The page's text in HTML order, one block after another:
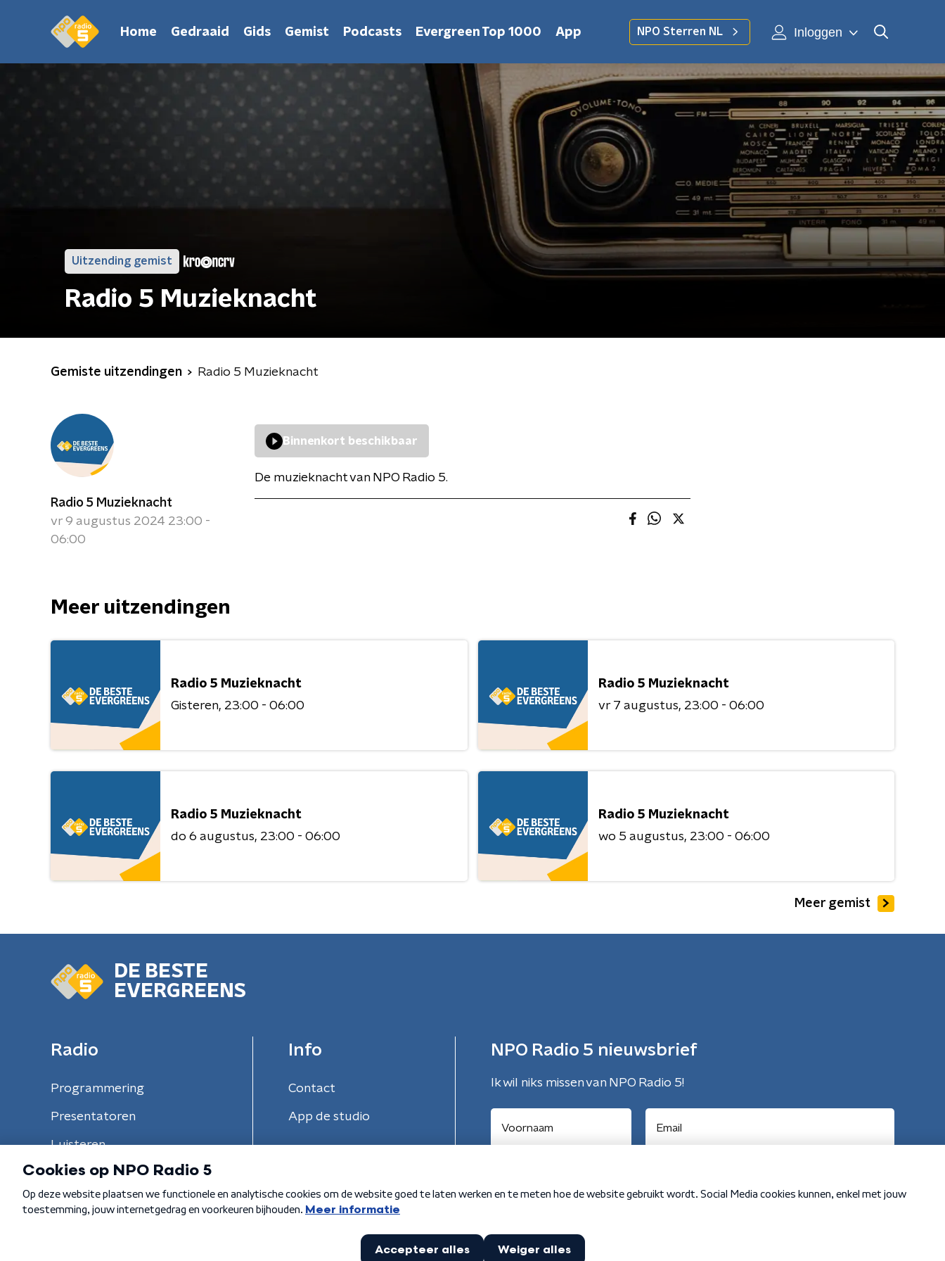
Home Gedraaid Gids Gemist Podcasts Evergreen Top 1000 App NPO Sterren NL Inloggen
Uitzending gemist
Radio 5 Muzieknacht
Gemiste uitzendingen Radio 5 Muzieknacht
Radio 5 Muzieknacht
vr 9 augustus 2024 23:00 -
06:00
Binnenkort beschikbaar
De muzieknacht van NPO Radio 5.
Meer uitzendingen
Radio 5 Muzieknacht
Gisteren 23:00 - 06:00
Radio 5 Muzieknacht
vr 7 augustus 23:00 - 06:00
Radio 5 Muzieknacht
do 6 augustus 23:00 - 06:00
Radio 5 Muzieknacht
wo 5 augustus 23:00 - 06:00
Meer gemist
DE BESTE
EVERGREENS
Radio
Programmering
Presentatoren
Luisteren
Info
Contact
App de studio
NPO Radio 5 nieuwsbrief
Ik wil niks missen van NPO Radio 5!
Algemene voorwaarden Privacybeleid